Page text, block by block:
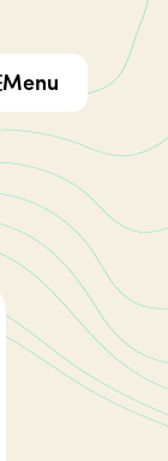
Menu